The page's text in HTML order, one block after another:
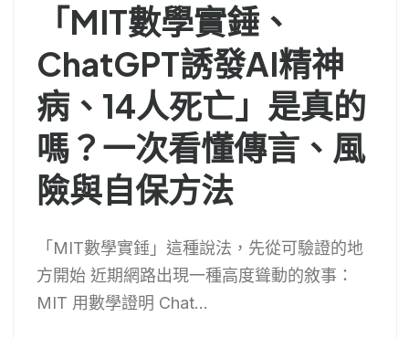
「MIT數學實錘、
ChatGPT誘發AI精神
病、14人死亡」是真的
嗎？一次看懂傳言、風
險與自保方法
「MIT數學實錘」這種說法，先從可驗證的地
方開始 近期網路出現一種高度聳動的敘事：
MIT 用數學證明 Chat...